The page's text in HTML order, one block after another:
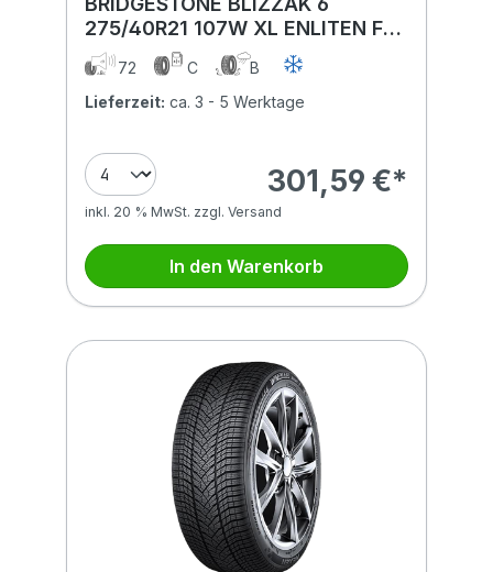
275/40R21 107W XL ENLITEN FSL
BSW
72 C
B
Lieferzeit: ca. 3 - 5 Werktage
301,59 €*
inkl. 20 % MwSt. zzgl. Versand
In den Warenkorb